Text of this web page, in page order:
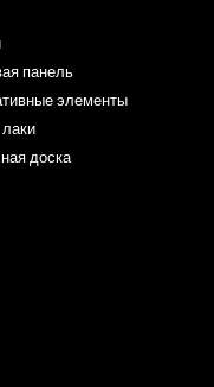
панель
элементы
доска